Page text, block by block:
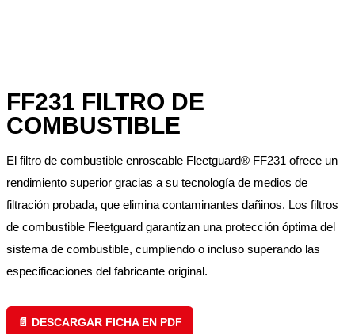
FF231 FILTRO DE
COMBUSTIBLE
El filtro de combustible enroscable Fleetguard® FF231 ofrece un
rendimiento superior gracias a su tecnología de medios de
filtración probada, que elimina contaminantes dañinos. Los filtros
de combustible Fleetguard garantizan una protección óptima del
sistema de combustible, cumpliendo o incluso superando las
especificaciones del fabricante original.
📄 DESCARGAR FICHA EN PDF